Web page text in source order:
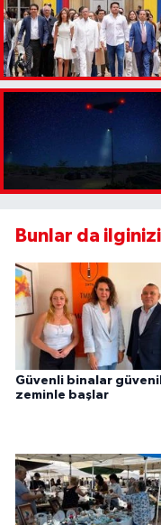
Bunlar da
Güvenli binalar
zeminle başlar